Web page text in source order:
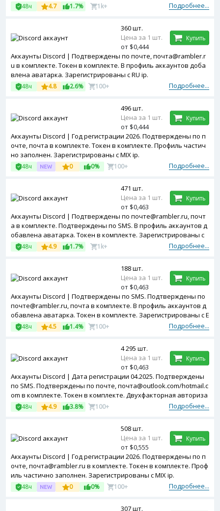
Подробнее...
48ч 4.7 1.7% 1k+
Аккаунты Discord | Подтверждены по почте, почта@rambler.r
u в комплекте. Токен в комплекте. В профиль аккаунтов доба
влена аватарка. Зарегистрированы с RU ip.
Подробнее...
48ч 4.8 2.6% 100+
360 шт.
Цена за 1 шт.
от $0,444
Купить
Аккаунты Discord | Год регистрации 2026. Подтверждены по п
очте, почта в комплекте. Токен в комплекте. Профиль частич
но заполнен. Зарегистрированы с MIX ip.
Подробнее...
48ч 0 0% 100+
496 шт.
Цена за 1 шт.
от $0,444
Купить
Аккаунты Discord | Подтверждены по почте@rambler.ru, почт
а в комплекте. Подтверждены по SMS. В профиль аккаунтов д
обавлена аватарка. Токен в комплекте. Зарегистрированы с
MIX ip.
Подробнее...
48ч 4.9 1.7% 1k+
471 шт.
Цена за 1 шт.
от $0,463
Купить
Аккаунты Discord | Подтверждены по SMS. Подтверждены по
почте@rambler.ru, почта в комплекте. В профиль аккаунтов д
обавлена аватарка. Токен в комплекте. Зарегистрированы с E
U ip.
Подробнее...
48ч 4.5 1.4% 100+
188 шт.
Цена за 1 шт.
от $0,463
Купить
Аккаунты Discord | Дата регистрации 04.2025. Подтверждены
по SMS. Подтверждены по почте, почта@outlook.com/hotmail.c
om в комплекте. Токен в комплекте. Двухфакторная авториза
ция включена. Профиль частично заполнен. Зарегистрирован
ы с MIX ip.
Подробнее...
48ч 4.9 3.8% 100+
4 295 шт.
Цена за 1 шт.
от $0,463
Купить
Аккаунты Discord | Год регистрации 2026. Подтверждены по п
очте, почта@rambler.ru в комплекте. Токен в комплекте. Проф
иль частично заполнен. Зарегистрированы с MIX ip.
Подробнее...
48ч 0 0% 100+
508 шт.
Цена за 1 шт.
от $0,555
Купить
307 шт.